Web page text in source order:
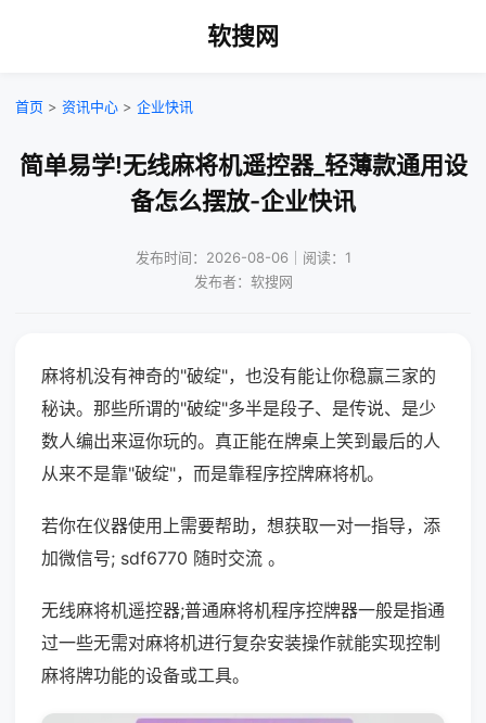
软搜网
首页 > 资讯中心 > 企业快讯
简单易学!无线麻将机遥控器_轻薄款通用设
备怎么摆放-企业快讯
发布时间：2026-08-06｜阅读：1
发布者：软搜网
麻将机没有神奇的"破绽"，也没有能让你稳赢三家的
秘诀。那些所谓的"破绽"多半是段子、是传说、是少
数人编出来逗你玩的。真正能在牌桌上笑到最后的人
从来不是靠"破绽"，而是靠程序控牌麻将机。
若你在仪器使用上需要帮助，想获取一对一指导，添
加微信号; sdf6770 随时交流 。
无线麻将机遥控器;普通麻将机程序控牌器一般是指通
过一些无需对麻将机进行复杂安装操作就能实现控制
麻将牌功能的设备或工具。